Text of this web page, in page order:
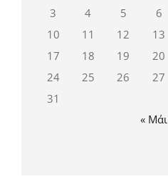
3
4 5 6
10
11 12 13
17
18 19 20
24
25 26 27
31
« Μάι